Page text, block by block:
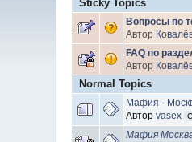
Sticky Topics
Вопросы по
Автор
FAQ по
Автор
Normal Topics
Мафия -
Автор vasex
Мафия